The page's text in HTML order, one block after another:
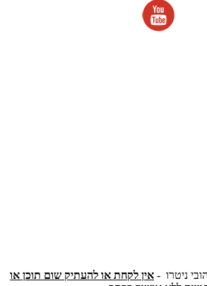
ניטרו - אין לקחת או להעתיק שום תוכן או